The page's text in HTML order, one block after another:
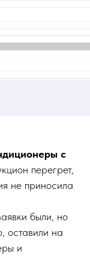
с
перегрет,
не приносила
были, но
оставили на
и